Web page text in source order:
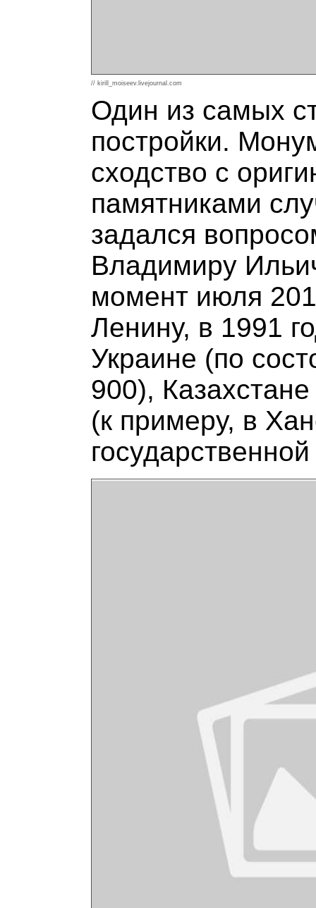
// kirill_moiseev.livejournal.com
Один из самых
постройки.
сходство с
памятниками
задался
Владимиру
момент июля
Ленину, в 1991
Украине (по
900),
(к примеру, в